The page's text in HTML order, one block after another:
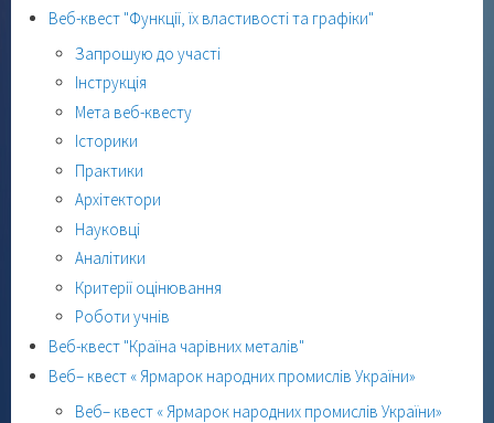
Веб-квест "Функції, їх властивості та графіки"
Запрошую до участі
Інструкція
Мета веб-квесту
Історики
Практики
Архітектори
Науковці
Аналітики
Критерії оцінювання
Роботи учнів
Веб-квест "Країна чарівних металів"
Веб– квест « Ярмарок народних промислів України»
Веб– квест « Ярмарок народних промислів України»